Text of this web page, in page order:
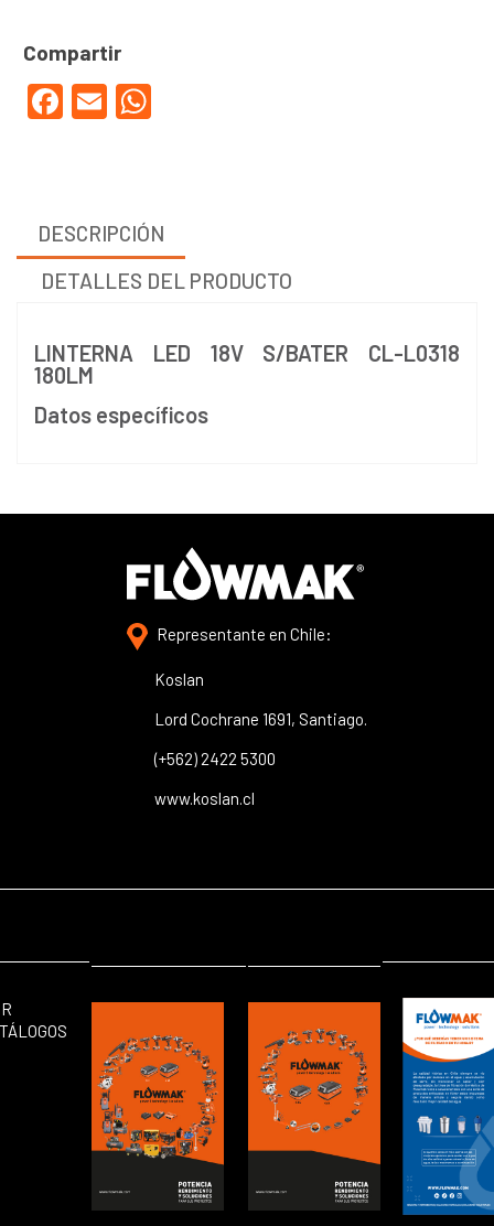
DESCRIPCIÓN
DETALLES DEL PRODUCTO
LINTERNA LED 18V S/BATER CL-L0318
180LM
Datos específicos
Representante en Chile:
Koslan
Lord Cochrane 1691, Santiago.
(+562) 2422 5300
www.koslan.cl